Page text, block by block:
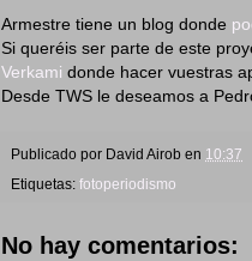
Armestre tiene un blog donde
Si queréis ser parte de este
Verkami donde hacer vuestras
Desde TWS le deseamos a
Publicado por David Airob en 10:37
Etiquetas: fotoperiodismo
No hay comentarios: